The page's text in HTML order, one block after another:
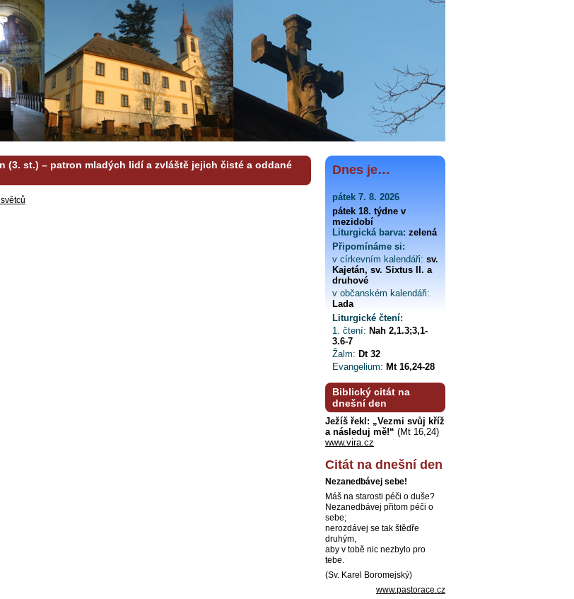
(3. st.) – patron mladých lidí a zvláště jejich čisté a oddané
Dnes je…
pátek 7. 8. 2026
pátek 18. týdne v
mezidobí
Liturgická barva: zelená
Připomínáme si:
v církevním kalendáři: sv.
Kajetán, sv. Sixtus II. a
druhové
v občanském kalendáři:
Lada
Liturgické čtení:
1. čtení: Nah 2,1.3;3,1-
3.6-7
Žalm: Dt 32
Evangelium: Mt 16,24-28
Biblický citát na
dnešní den
Ježíš řekl: „Vezmi svůj kříž
a následuj mě!“ (Mt 16,24)
www.vira.cz
Citát na dnešní den
Nezanedbávej sebe!
Máš na starosti péči o duše?
Nezanedbávej přitom péči o
sebe;
nerozdávej se tak štědře
druhým,
aby v tobě nic nezbylo pro
tebe.
(Sv. Karel Boromejský)
www.pastorace.cz